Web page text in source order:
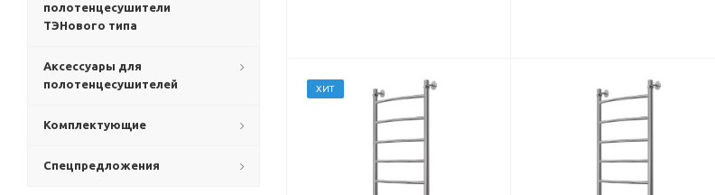
ХИТ
полотенцесушители
ТЭНового типа
Аксессуары для
полотенцесушителей
Комплектующие
Спецпредложения